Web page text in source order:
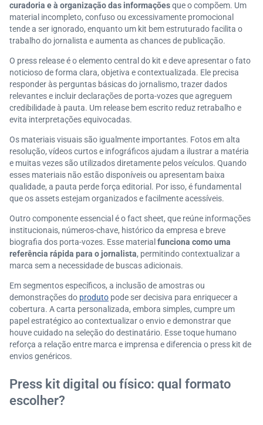
curadoria e à organização das informaçõesque o compõem. Um
material incompleto, confuso ou excessivamente promocional
tende a ser ignorado, enquanto um kit bem estruturado facilita o
trabalho do jornalista e aumenta as chances de publicação.
O press release é o elemento central do kit e deve apresentar o fato
noticioso de forma clara, objetiva e contextualizada. Ele precisa
responder às perguntas básicas do jornalismo, trazer dados
relevantes e incluir declarações de porta-vozes que agreguem
credibilidade à pauta. Um release bem escrito reduz retrabalho e
evita interpretações equivocadas.
Os materiais visuais são igualmente importantes. Fotos em alta
resolução, vídeos curtos e infográficos ajudam a ilustrar a matéria
e muitas vezes são utilizados diretamente pelos veículos. Quando
esses materiais não estão disponíveis ou apresentam baixa
qualidade, a pauta perde força editorial. Por isso, é fundamental
que os assets estejam organizados e facilmente acessíveis.
Outro componente essencial é o fact sheet, que reúne informações
institucionais, números-chave, histórico da empresa e breve
biografia dos porta-vozes. Esse material funciona como uma
referência rápida para o jornalista, permitindo contextualizar a
marca sem a necessidade de buscas adicionais.
Em segmentos específicos, a inclusão de amostras ou
demonstrações do produto pode ser decisiva para enriquecer a
cobertura. A carta personalizada, embora simples, cumpre um
papel estratégico ao contextualizar o envio e demonstrar que
houve cuidado na seleção do destinatário. Esse toque humano
reforça a relação entre marca e imprensa e diferencia o press kit de
envios genéricos.
Press kit digital ou físico: qual formato
escolher?